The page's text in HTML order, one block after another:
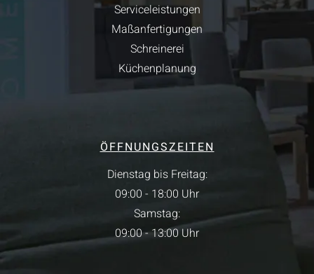
Serviceleistungen
Maßanfertigungen
Schreinerei
Küchenplanung
ÖFFNUNGSZEITEN
Dienstag bis Freitag:
09:00 - 18:00 Uhr
Samstag:
09:00 - 13:00 Uhr